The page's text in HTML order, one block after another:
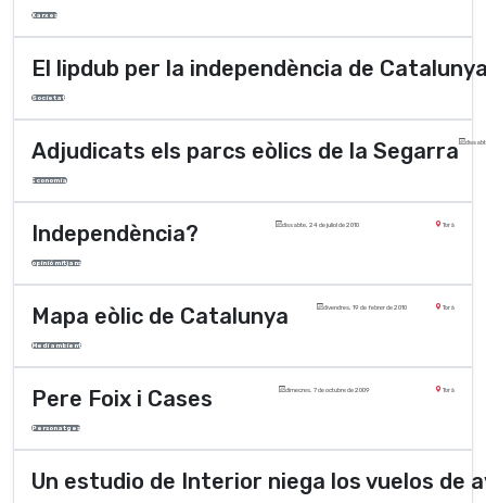
Xarxes
El lipdub per la independència de
Societat
Adjudicats els parcs eòlics de la Segarra
Economia
Independència? dissabte, 24 de juliol de 2010 Torà
opinió mitjans
Mapa eòlic de Catalunya divendres, 19 de febrer de 2010 Torà
Medi ambient
Pere Foix i Cases dimecres, 7 de octubre de 2009 Torà
Personatges
Un estudio de Interior niega los vuelos